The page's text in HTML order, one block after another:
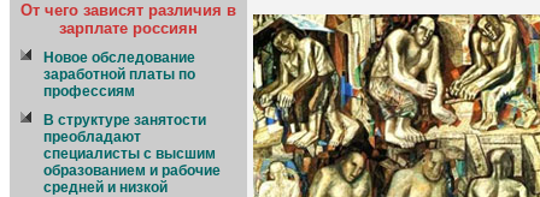
От чего зависят различия в
зарплате россиян
Новое обследование
заработной платы по
профессиям
В структуре занятости
преобладают
специалисты с высшим
образованием и рабочие
средней и низкой